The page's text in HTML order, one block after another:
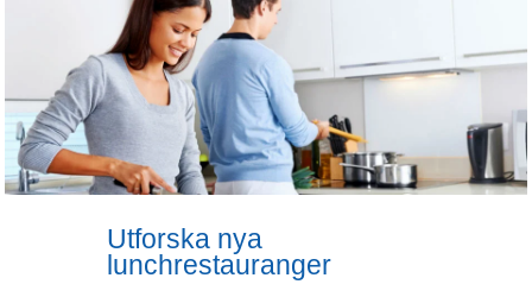
NYTTIGA RÅVAROR
Utforska nya
lunchrestauranger